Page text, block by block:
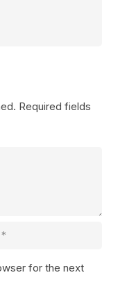
Required fields
for the next